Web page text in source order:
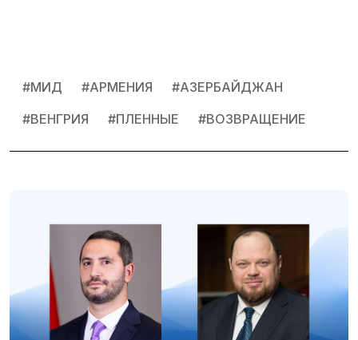
#МИД #АРМЕНИЯ #АЗЕРБАЙДЖАН
#ВЕНГРИЯ #ПЛЕННЫЕ #ВОЗВРАЩЕНИЕ